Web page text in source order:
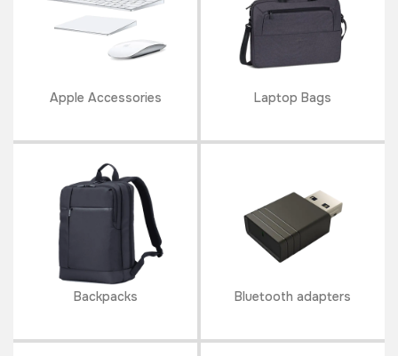
Apple Accessories Laptop Bags
Backpacks Bluetooth adapters